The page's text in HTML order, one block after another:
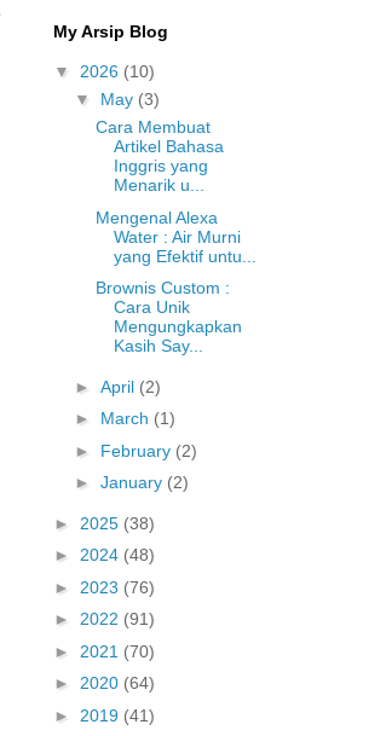
My Arsip Blog
▼ 2026 (10)
▼ May (3)
Cara Membuat
Artikel Bahasa
Inggris yang
Menarik u...
Mengenal Alexa
Water : Air Murni
yang Efektif untu...
Brownis Custom :
Cara Unik
Mengungkapkan
Kasih Say...
► April (2)
► March (1)
► February (2)
► January (2)
► 2025 (38)
► 2024 (48)
► 2023 (76)
► 2022 (91)
► 2021 (70)
► 2020 (64)
► 2019 (41)